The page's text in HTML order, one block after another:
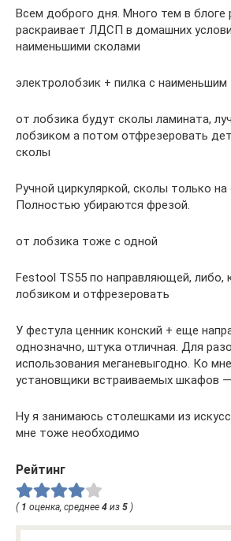
Всем доброго дня. Много тем в блоге
раскраивает ЛДСП в домашних
наименьшими сколами
электролобзик + пилка с наименьшим
от лобзика будут сколы ламината,
лобзиком а потом отфрезеровать
сколы
Ручной циркуляркой, сколы только
Полностью убираются фрезой.
от лобзика тоже с одной
Festool TS55 по направляющей, либо,
лобзиком и отфрезеровать
У фестула ценник конский + еще
однозначно, штука отличная. Для
использования меганевыгодно. Ко
установщики встраиваемых шкафов
Ну я занимаюсь столешками из
мне тоже необходимо
Рейтинг
( 1 оценка, среднее 4 из 5 )